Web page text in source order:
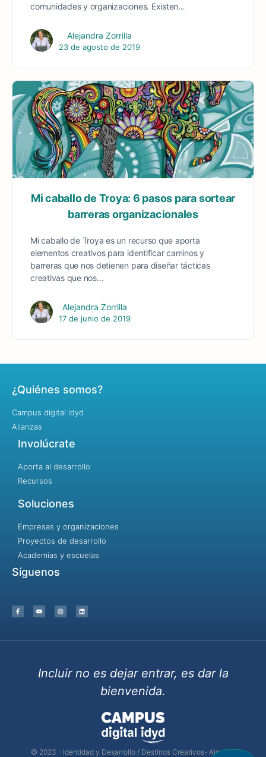
comunidades y organizaciones. Existen…
Alejandra Zorrilla
23 de agosto de 2019
Mi caballo de Troya: 6 pasos para sortear
barreras organizacionales
Mi caballo de Troya es un recurso que aporta
elementos creativos para identificar caminos y
barreras que nos detienen para diseñar tácticas
creativas que nos…
Alejandra Zorrilla
17 de junio de 2019
¿Quiénes somos?
Campus digital idyd
Alianzas
Involúcrate
Aporta al desarrollo
Recursos
Soluciones
Empresas y organizaciones
Proyectos de desarrollo
Academias y escuelas
Síguenos
Incluir no es dejar entrar, es dar la
bienvenida.
© 2023 - Identidad y Desarrollo / Destinos Creativos- Algunos